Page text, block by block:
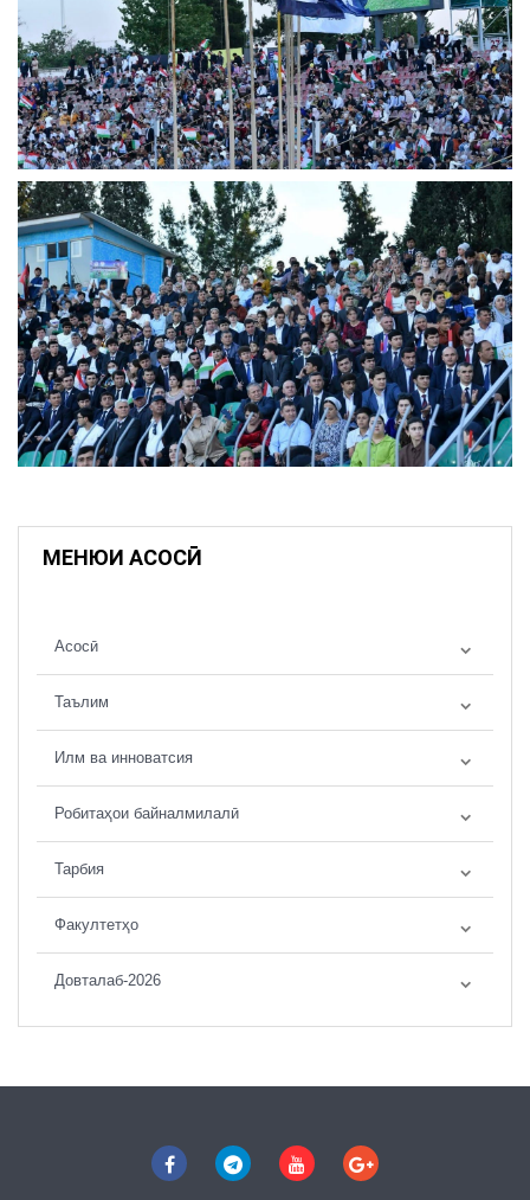
МЕНЮИ АСОСӢ
Асосӣ
Таълим
Илм ва инноватсия
Робитаҳои байналмилалӣ
Тарбия
Факултетҳо
Довталаб-2026